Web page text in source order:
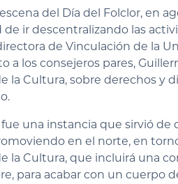
del Día del Folclor, en
ir descentralizando las
de Vinculación de la
a los consejeros pares,
la Cultura, sobre derechos y
una instancia que sirvió de
en el norte, en
la Cultura, que incluirá una
para acabar con un cuerpo